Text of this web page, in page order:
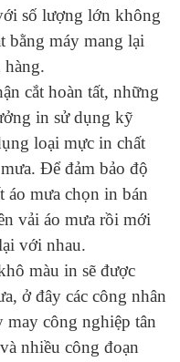
số lượng lớn không
bằng máy mang lại
hàng.
cắt hoàn tất, những
in sử dụng kỹ
loại mực in chất
Để đảm bảo độ
áo mưa chọn in bán
vải áo mưa rồi mới
với nhau.
màu in sẽ được
ở đây các công nhân
may công nghiệp tân
nhiều công đoạn